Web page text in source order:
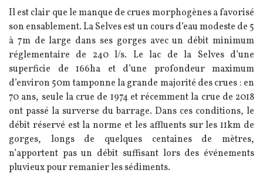
Il est clair que le manque de crues morphogènes a favorisé
son ensablement. La Selves est un cours d’eau modeste de 5
à 7m de large dans ses gorges avec un débit minimum
réglementaire de 240 l/s. Le lac de la Selves d’une
superficie de 166ha et d’une profondeur maximum
d’environ 50m tamponne la grande majorité des crues : en
70 ans, seule la crue de 1974 et récemment la crue de 2018
ont passé la surverse du barrage. Dans ces conditions, le
débit réservé est la norme et les affluents sur les 11km de
gorges, longs de quelques centaines de mètres,
n’apportent pas un débit suffisant lors des événements
pluvieux pour remanier les sédiments.